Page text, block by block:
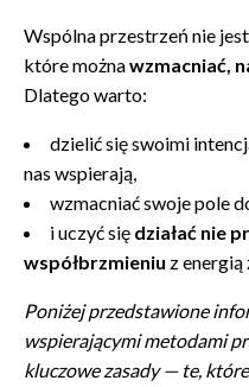
Wspólna przestrzeń nie
które możnawzmacniać,
Dlatego warto:
dzielić się swoimi
nas wspierają,
wzmacniać swoje pole
i uczyć się działać nie
współbrzmieniu z energią
Poniżej przedstawione
wspierającymi metodami
kluczowe zasady — te,